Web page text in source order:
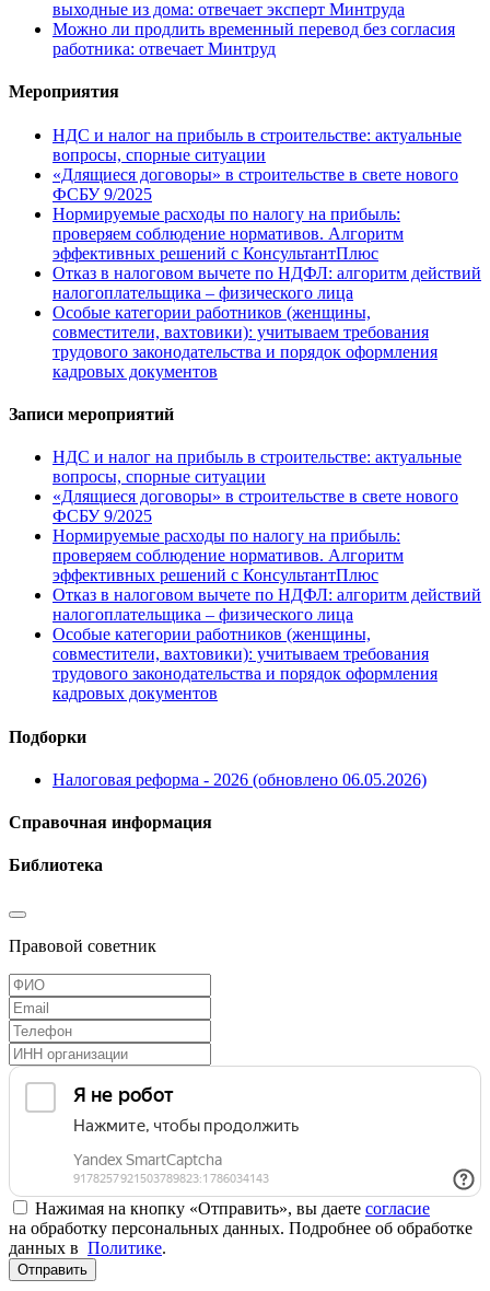
выходные из дома: отвечает эксперт Минтруда
Можно ли продлить временный перевод без согласия
работника: отвечает Минтруд
Мероприятия
НДС и налог на прибыль в строительстве: актуальные
вопросы, спорные ситуации
«Длящиеся договоры» в строительстве в свете нового
ФСБУ 9/2025
Нормируемые расходы по налогу на прибыль:
проверяем соблюдение нормативов. Алгоритм
эффективных решений с КонсультантПлюс
Отказ в налоговом вычете по НДФЛ: алгоритм действий
налогоплательщика – физического лица
Особые категории работников (женщины,
совместители, вахтовики): учитываем требования
трудового законодательства и порядок оформления
кадровых документов
Записи мероприятий
НДС и налог на прибыль в строительстве: актуальные
вопросы, спорные ситуации
«Длящиеся договоры» в строительстве в свете нового
ФСБУ 9/2025
Нормируемые расходы по налогу на прибыль:
проверяем соблюдение нормативов. Алгоритм
эффективных решений с КонсультантПлюс
Отказ в налоговом вычете по НДФЛ: алгоритм действий
налогоплательщика – физического лица
Особые категории работников (женщины,
совместители, вахтовики): учитываем требования
трудового законодательства и порядок оформления
кадровых документов
Подборки
Налоговая реформа - 2026 (обновлено 06.05.2026)
Справочная информация
Библиотека
Правовой советник
Нажимая на кнопку «Отправить», вы даете согласие
на обработку персональных данных. Подробнее об обработке
данных в Политике.
Отправить